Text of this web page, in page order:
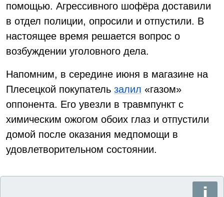
помощью. Агрессивного шофёра доставили
в отдел полиции, опросили и отпустили. В
настоящее время решается вопрос о
возбуждении уголовного дела.
Напомним, в середине июня в магазине на
Плесецкой покупатель залил «газом»
оппонента. Его увезли в травмпункт с
химическим ожогом обоих глаз и отпустили
домой после оказания медпомощи в
удовлетворительном состоянии.